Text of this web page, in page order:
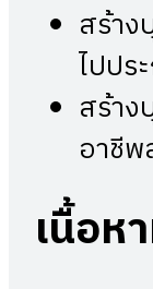
สร้า
ไปปร
สร้า
อาชีพ
เนื้อห